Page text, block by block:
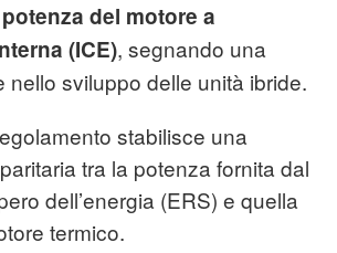
del motore a
(ICE), segnando una
nello sviluppo delle unità ibride.
stabilisce una
tra la potenza fornita dal
dell’energia (ERS) e quella
termico.